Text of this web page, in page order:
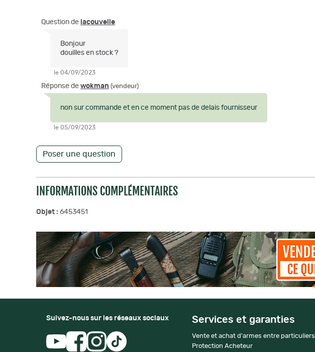
Question de lacouvelie
Bonjour
douilles en stock ?
le 04/09/2023
Réponse de wokman (vendeur)
non sur commande et en ce moment pas de delais fournisseur
le 05/09/2023
Poser une question
INFORMATIONS COMPLÉMENTAIRES
Objet : 6453451
Suivez-nous sur les réseaux sociaux Services et garanties
Vente et achat d'armes entre particuliers
Protection Acheteur